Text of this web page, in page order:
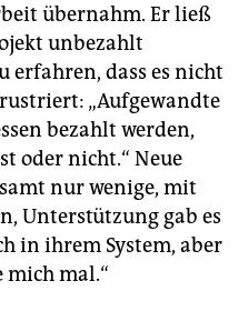
übernahm. Er ließ
unbezahlt
erfahren, dass es nicht
„Aufgewandte
bezahlt werden,
oder nicht.“ Neue
nur wenige, mit
Unterstützung gab es
in ihrem System, aber
mich mal.“